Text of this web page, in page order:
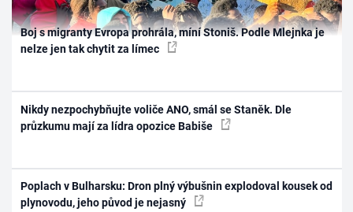
Boj s migranty Evropa prohrála, míní Stoniš. Podle Mlejnka je
nelze jen tak chytit za límec
Nikdy nezpochybňujte voliče ANO, smál se Staněk. Dle
průzkumu mají za lídra opozice Babiše
Poplach v Bulharsku: Dron plný výbušnin explodoval kousek od
plynovodu, jeho původ je nejasný